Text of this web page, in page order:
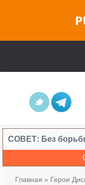
СОВЕТ: Без
Главная » Герои